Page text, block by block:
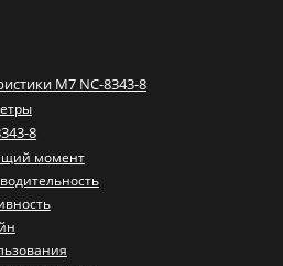
M7 NC-8343-8
8
момент